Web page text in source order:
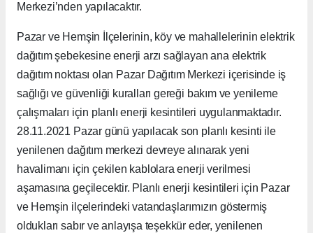
Merkezi’nden yapılacaktır.
Pazar ve Hemşin İlçelerinin, köy ve mahallelerinin elektrik
dağıtım şebekesine enerji arzı sağlayan ana elektrik
dağıtım noktası olan Pazar Dağıtım Merkezi içerisinde iş
sağlığı ve güvenliği kuralları gereği bakım ve yenileme
çalışmaları için planlı enerji kesintileri uygulanmaktadır.
28.11.2021 Pazar günü yapılacak son planlı kesinti ile
yenilenen dağıtım merkezi devreye alınarak yeni
havalimanı için çekilen kablolara enerji verilmesi
aşamasına geçilecektir. Planlı enerji kesintileri için Pazar
ve Hemşin ilçelerindeki vatandaşlarımızın göstermiş
oldukları sabır ve anlayışa teşekkür eder, yenilenen